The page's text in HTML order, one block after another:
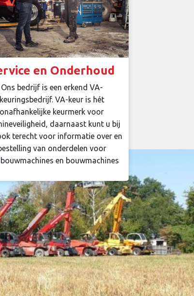
en Onderhoud
Ons bedrijf is een erkend VA-
keuringsbedrijf. VA-keur is hét
onafhankelijke keurmerk voor
daarnaast kunt u bij
terecht voor informatie over en
van onderdelen voor
en bouwmachines